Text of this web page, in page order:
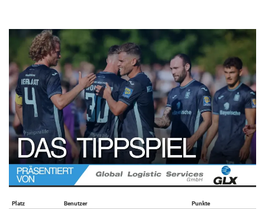
Platz Benutzer
Punkte